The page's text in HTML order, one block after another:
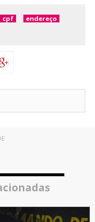
cpf
endereço